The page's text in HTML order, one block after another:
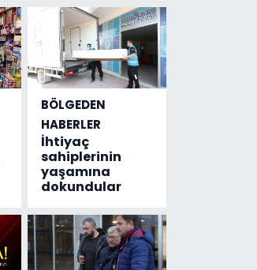
BÖLGEDEN
HABERLER
İhtiyaç
sahiplerinin
yaşamına
dokundular